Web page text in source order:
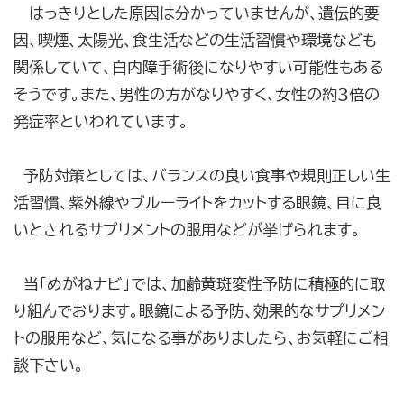
はっきりとした原因は分かっていませんが、遺伝的要
因、喫煙、太陽光、食生活などの生活習慣や環境なども
関係していて、白内障手術後になりやすい可能性もある
そうです。また、男性の方がなりやすく、女性の約３倍の
発症率といわれています。
予防対策としては、バランスの良い食事や規則正しい生
活習慣、紫外線やブルーライトをカットする眼鏡、目に良
いとされるサプリメントの服用などが挙げられます。
当「めがねナビ」では、加齢黄斑変性予防に積極的に取
り組んでおります。眼鏡による予防、効果的なサプリメン
トの服用など、気になる事がありましたら、お気軽にご相
談下さい。